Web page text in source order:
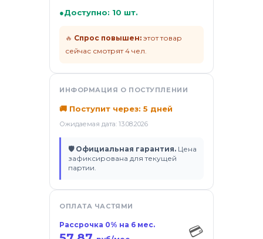
●Доступно: 10 шт.
🔥 Спрос повышен: этот товар
сейчас смотрят 4 чел.
ИНФОРМАЦИЯ О ПОСТУПЛЕНИИ
🚚 Поступит через: 5 дней
Ожидаемая дата: 13.08.2026
🛡 Официальная гарантия. Цена
зафиксирована для текущей
партии.
ОПЛАТА ЧАСТЯМИ
Рассрочка 0% на 6 мес. 💳